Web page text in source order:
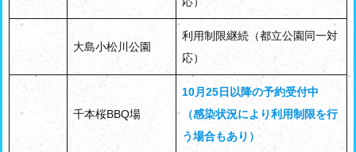
大島小松川公園
利用制限継続（都立公園同一対
応）
千本桜BBQ場
10月25日以降の予約受付中
（感染状況により利用制限を行
う場合もあり）